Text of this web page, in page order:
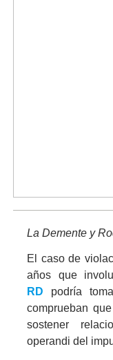
La Demente y
El caso de
años que
RD podría
comprueban
sostener
operandi del